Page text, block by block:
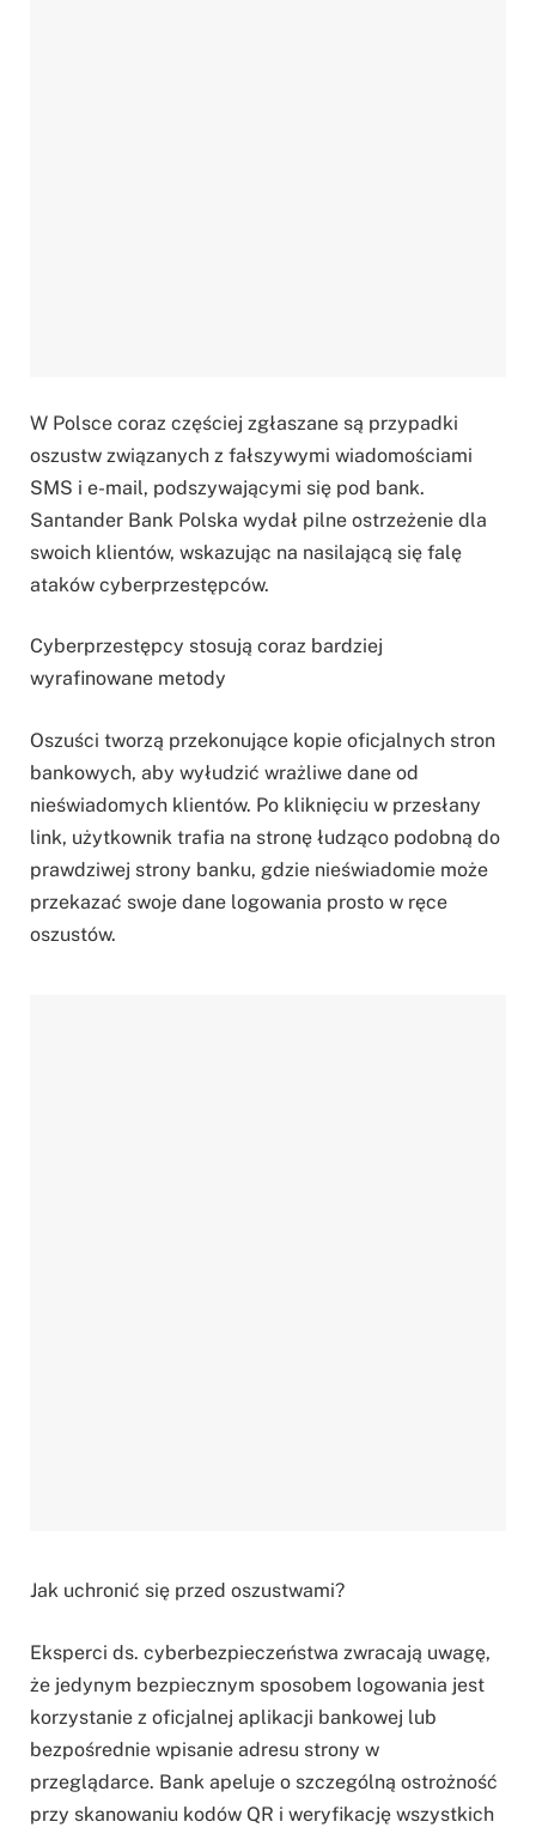
W Polsce coraz częściej zgłaszane są przypadki
oszustw związanych z fałszywymi wiadomościami
SMS i e-mail, podszywającymi się pod bank.
Santander Bank Polska wydał pilne ostrzeżenie dla
swoich klientów, wskazując na nasilającą się falę
ataków cyberprzestępców.
Cyberprzestępcy stosują coraz bardziej
wyrafinowane metody
Oszuści tworzą przekonujące kopie oficjalnych stron
bankowych, aby wyłudzić wrażliwe dane od
nieświadomych klientów. Po kliknięciu w przesłany
link, użytkownik trafia na stronę łudząco podobną do
prawdziwej strony banku, gdzie nieświadomie może
przekazać swoje dane logowania prosto w ręce
oszustów.
Jak uchronić się przed oszustwami?
Eksperci ds. cyberbezpieczeństwa zwracają uwagę,
że jedynym bezpiecznym sposobem logowania jest
korzystanie z oficjalnej aplikacji bankowej lub
bezpośrednie wpisanie adresu strony w
przeglądarce. Bank apeluje o szczególną ostrożność
przy skanowaniu kodów QR i weryfikację wszystkich